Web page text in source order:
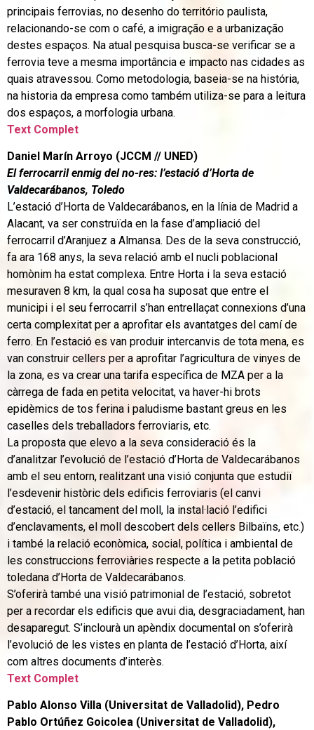
principais ferrovias, no desenho do território paulista,
relacionando-se com o café, a imigração e a urbanização
destes espaços. Na atual pesquisa busca-se verificar se a
ferrovia teve a mesma importância e impacto nas cidades as
quais atravessou. Como metodologia, baseia-se na história,
na historia da empresa como também utiliza-se para a leitura
dos espaços, a morfologia urbana.
Text Complet
Daniel Marín Arroyo (JCCM // UNED)
El ferrocarril enmig del no-res: l’estació d’Horta de
Valdecarábanos, Toledo
L’estació d’Horta de Valdecarábanos, en la línia de Madrid a
Alacant, va ser construïda en la fase d’ampliació del
ferrocarril d’Aranjuez a Almansa. Des de la seva construcció,
fa ara 168 anys, la seva relació amb el nucli poblacional
homònim ha estat complexa. Entre Horta i la seva estació
mesuraven 8 km, la qual cosa ha suposat que entre el
municipi i el seu ferrocarril s’han entrellaçat connexions d’una
certa complexitat per a aprofitar els avantatges del camí de
ferro. En l’estació es van produir intercanvis de tota mena, es
van construir cellers per a aprofitar l’agricultura de vinyes de
la zona, es va crear una tarifa específica de MZA per a la
càrrega de fada en petita velocitat, va haver-hi brots
epidèmics de tos ferina i paludisme bastant greus en les
caselles dels treballadors ferroviaris, etc.
La proposta que elevo a la seva consideració és la
d’analitzar l’evolució de l’estació d’Horta de Valdecarábanos
amb el seu entorn, realitzant una visió conjunta que estudiï
l’esdevenir històric dels edificis ferroviaris (el canvi
d’estació, el tancament del moll, la instal·lació l’edifici
d’enclavaments, el moll descobert dels cellers Bilbaïns, etc.)
i també la relació econòmica, social, política i ambiental de
les construccions ferroviàries respecte a la petita població
toledana d’Horta de Valdecarábanos.
S’oferirà també una visió patrimonial de l’estació, sobretot
per a recordar els edificis que avui dia, desgraciadament, han
desaparegut. S’inclourà un apèndix documental on s’oferirà
l’evolució de les vistes en planta de l’estació d’Horta, així
com altres documents d’interès.
Text Complet
Pablo Alonso Villa (Universitat de Valladolid), Pedro
Pablo Ortúñez Goicolea (Universitat de Valladolid),